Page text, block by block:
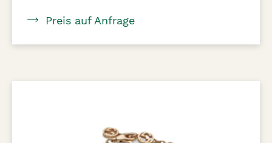
Preis auf Anfrage